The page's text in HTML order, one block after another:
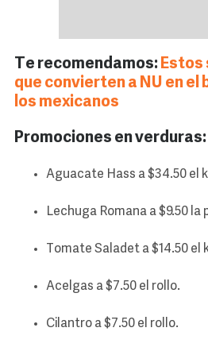
Te recomendamos: Estos
que convierten a NU en
los mexicanos
Promociones en verduras:
Aguacate Hass a $34.50 el
Lechuga Romana a $9.50 la
Tomate Saladet a $14.50 el
Acelgas a $7.50 el rollo.
Cilantro a $7.50 el rollo.